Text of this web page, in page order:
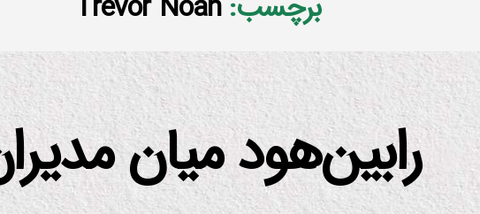
برچسب: Trevor Noah
رابین‌هود میان
از
م
س